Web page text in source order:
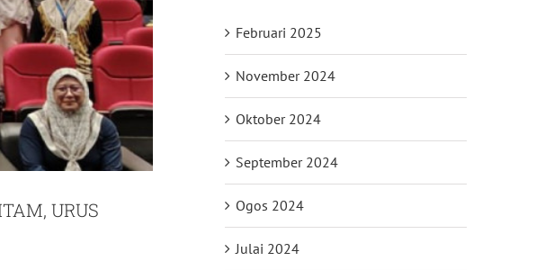
URUS
Februari 2025
November 2024
Oktober 2024
September 2024
Ogos 2024
Julai 2024